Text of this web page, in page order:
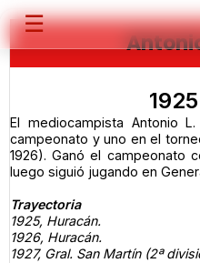
☰
El mediocampista Antonio
campeonato y uno en el
1926). Ganó el campeonato
luego siguió jugando en
Trayectoria
1925, Huracán.
1926, Huracán.
1927, Gral. San Martín (2ª